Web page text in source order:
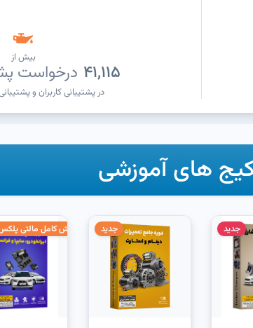
بیش از
41,115 درخواست
در پشتیبانی کاربران و
های آموزشی
جدید جدید آموزش کامل مالتی